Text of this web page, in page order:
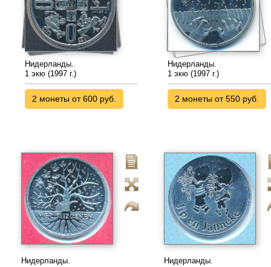
Нидерланды.
1 экю (1997 г.)
2 монеты от 600 руб.
Нидерланды.
1 экю (1997 г.)
2 монеты от 550 руб.
Нидерланды.
Нидерланды.